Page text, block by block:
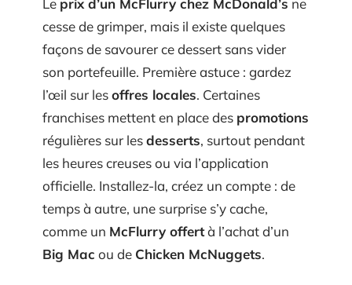
Le prix d’un McFlurry chez McDonald’s ne
cesse de grimper, mais il existe quelques
façons de savourer ce dessert sans vider
son portefeuille. Première astuce : gardez
l’œil sur lesoffres locales. Certaines
franchises mettent en place des promotions
régulières sur lesdesserts, surtout pendant
les heures creuses ou via l’application
officielle. Installez-la, créez un compte : de
temps à autre, une surprise s’y cache,
comme un McFlurry offertà l’achat d’un
Big Mac ou de Chicken McNuggets.